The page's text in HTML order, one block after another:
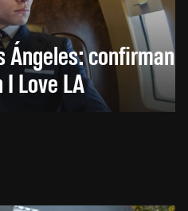
Ángeles: confirman
Love LA